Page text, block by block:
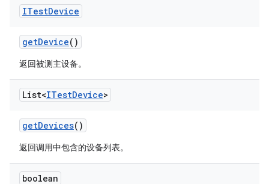
ITestDevice
getDevice()
返回被测主设备。
List<ITestDevice>
getDevices()
返回调用中包含的设备列表。
boolean